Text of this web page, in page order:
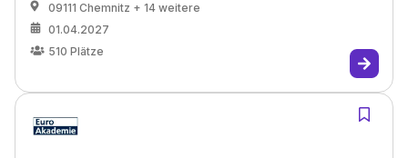
09111 Chemnitz + 14 weitere
01.04.2027
510 Plätze